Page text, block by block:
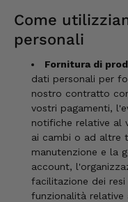
Come
personali
Fornitura di
dati personali per
nostro contratto
vostri pagamenti,
notifiche relative al
ai cambi o ad altre
manutenzione e la
account,
facilitazione dei
funzionalità relative